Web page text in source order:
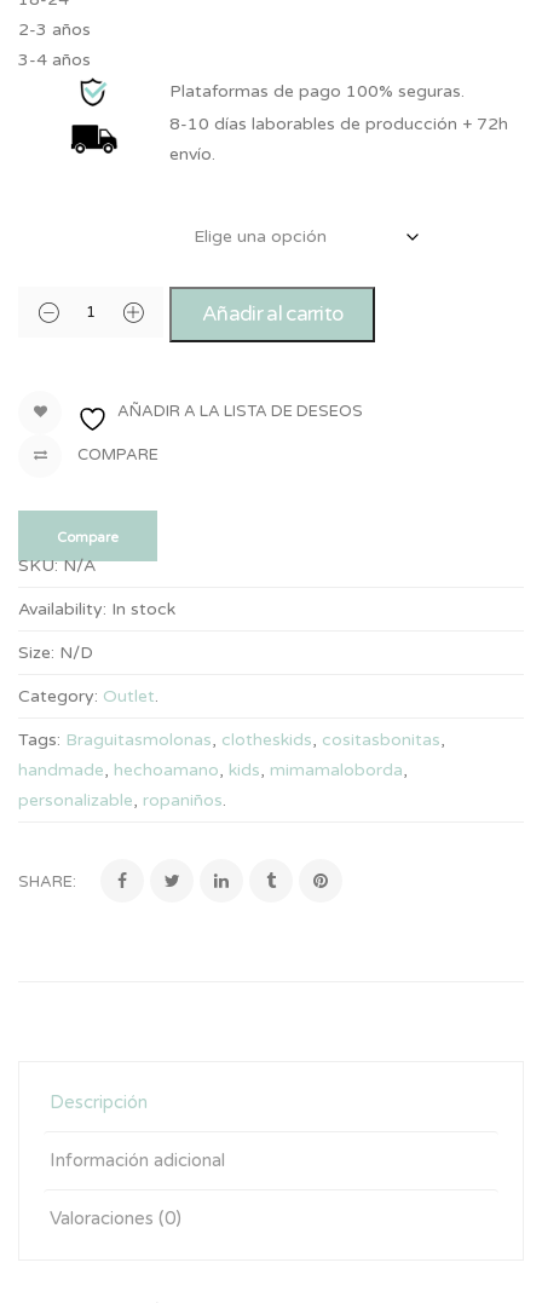
2-3 años
3-4 años
Plataformas de pago 100% seguras.
8-10 días laborables de producción + 72h
envío.
Añadir al carrito
AÑADIR A LA LISTA DE DESEOS
COMPARE
Compare
SKU: N/A
Availability: In stock
Size: N/D
Category: Outlet.
Tags: Braguitasmolonas, clotheskids, cositasbonitas,
handmade, hechoamano, kids, mimamaloborda,
personalizable, ropaniños.
SHARE:
Descripción
Información adicional
Valoraciones (0)